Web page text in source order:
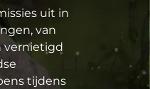
uit in
van
vernietigd
tijdens